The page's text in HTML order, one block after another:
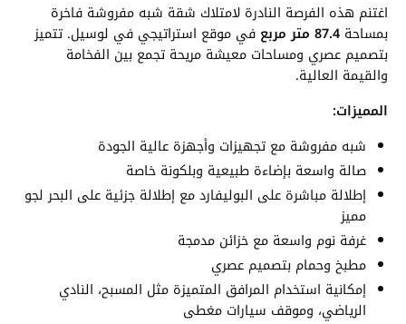
اغتنم هذه الفرصة النادرة لامتلاك شقة شبه مفروشة فاخرة
بمساحة 87.4 متر مربع
في موقع استراتيجي في لوسيل. تتميز
بتصميم عصري ومساحات معيشة مريحة تجمع بين الفخامة
والقيمة العالية.
المميزات:
شبه مفروشة مع تجهيزات وأجهزة عالية الجودة
صالة واسعة بإضاءة طبيعية وبلكونة خاصة
إطلالة مباشرة على البوليفارد مع إطلالة جزئية على البحر لجو
مميز
غرفة نوم واسعة مع خزائن مدمجة
مطبخ وحمام بتصميم عصري
إمكانية استخدام المرافق المتميزة مثل المسبح، النادي
الرياضي، وموقف سيارات مغطى